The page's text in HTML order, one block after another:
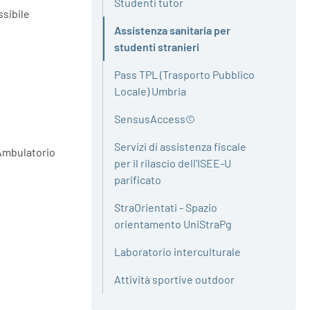
Assistenza sanitaria per
studenti stranieri
Attivo
Pass TPL (Trasporto Pubblico
Locale) Umbria
SensusAccess©
Servizi di assistenza fiscale
per il rilascio dell'ISEE-U
parificato
StraOrientati - Spazio
orientamento UniStraPg
Laboratorio interculturale
Attività sportive outdoor